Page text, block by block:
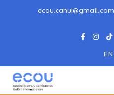
ecou.cahul@gmail.com